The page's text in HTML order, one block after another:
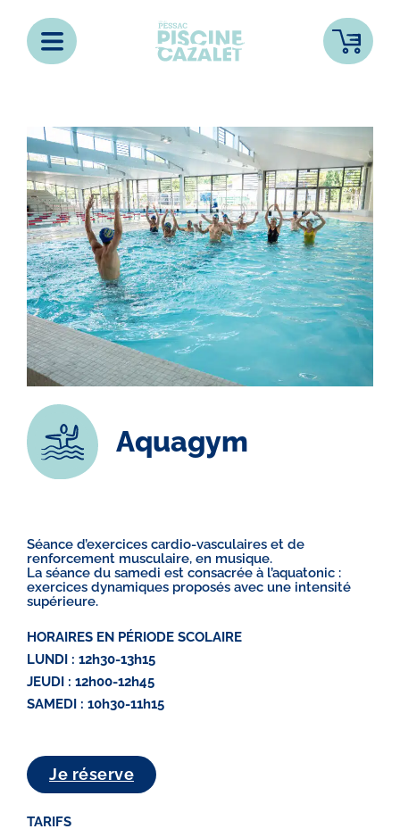
Aquagym
Séance d’exercices cardio-vasculaires et de
renforcement musculaire, en musique.
La séance du samedi est consacrée à l’aquatonic :
exercices dynamiques proposés avec une intensité
supérieure.
HORAIRES EN PÉRIODE SCOLAIRE
LUNDI : 12h30-13h15
JEUDI : 12h00-12h45
SAMEDI : 10h30-11h15
Je réserve
TARIFS